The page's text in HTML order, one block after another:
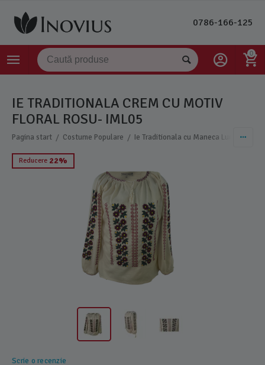
0786-166-125
0
IE TRADITIONALA CREM CU MOTIV
FLORAL ROSU- IML05
Pagina start / Costume Populare / Ie Traditionala cu Maneca Lunga Dama
Reducere 22%
Scrie o recenzie